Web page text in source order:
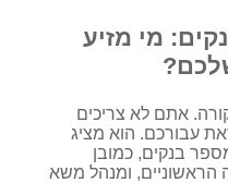
מי מזיע
אתם לא צריכים
עבורכם. הוא מציג
בנקים, כמובן
הראשוניים, ומנהל משא